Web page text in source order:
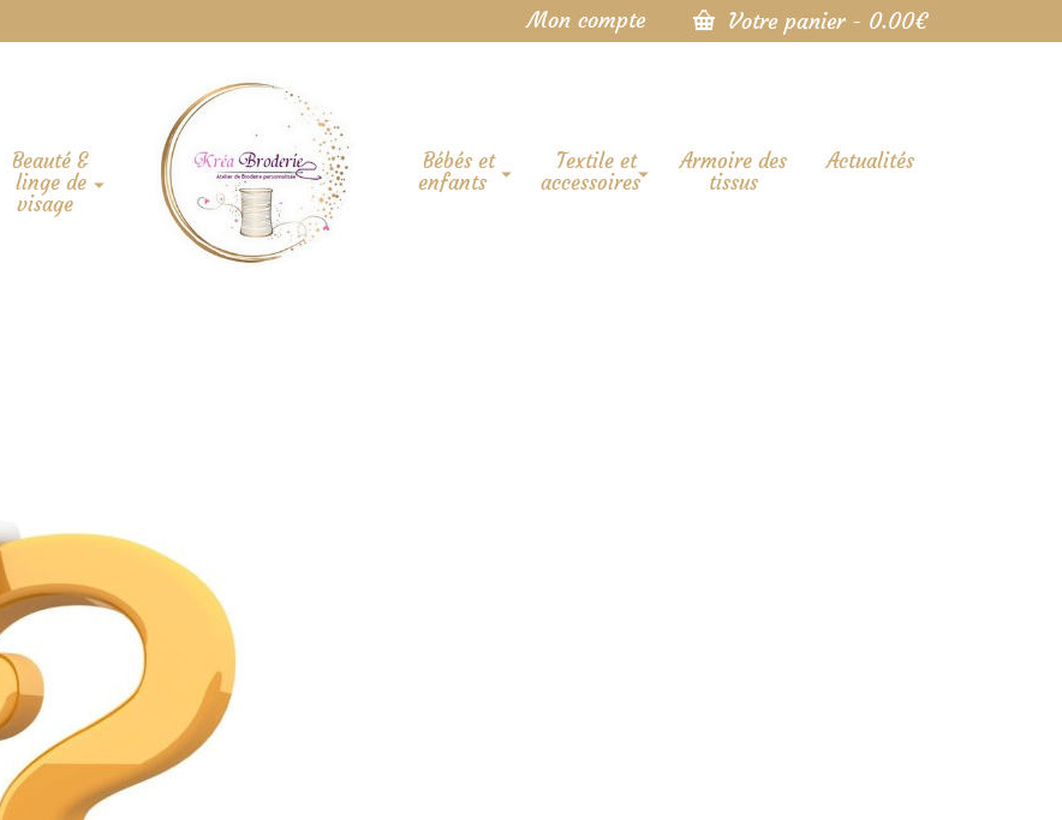
Mon compte Votre panier - 0.00€
Beauté &
linge de
visage
Bébés et
enfants
Textile et
accessoires
Armoire des
tissus
Actualités